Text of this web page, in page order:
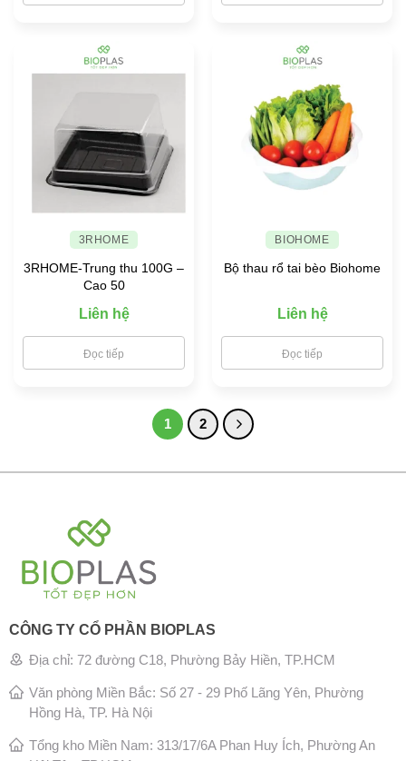
3RHOME
3RHOME-Trung thu 100G –
Cao 50
Liên hệ
Đọc tiếp
BIOHOME
Bộ thau rổ tai bèo Biohome
Liên hệ
Đọc tiếp
1 2
CÔNG TY CỔ PHẦN BIOPLAS
Địa chỉ: 72 đường C18, Phường Bảy Hiền, TP.HCM
Văn phòng Miền Bắc: Số 27 - 29 Phố Lãng Yên, Phường
Hồng Hà, TP. Hà Nội
Tổng kho Miền Nam: 313/17/6A Phan Huy Ích, Phường An